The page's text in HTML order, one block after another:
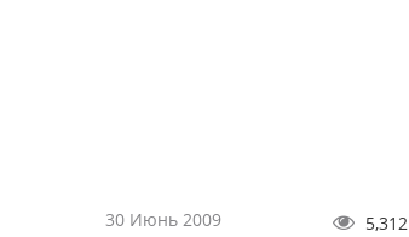
30 Июнь 2009 5,312